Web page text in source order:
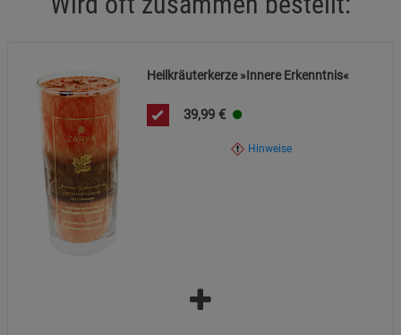
Heilkräuterkerze »Innere Erkenntnis«
39,99 €
Hinweise